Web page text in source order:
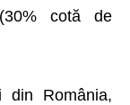
cotă de
din România,